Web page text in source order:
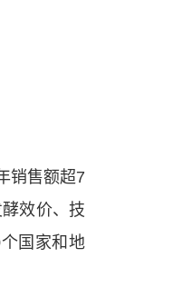
销售额超7
效价、技
国家和地